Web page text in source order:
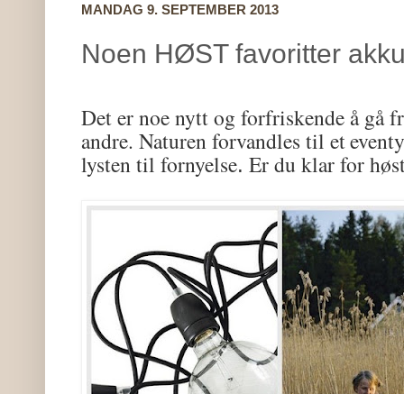
MANDAG 9. SEPTEMBER 2013
Noen HØST favoritter
Det er noe nytt og forfriskende å gå
andre. Naturen forvandles til et
lysten til fornyelse. Er du klar for